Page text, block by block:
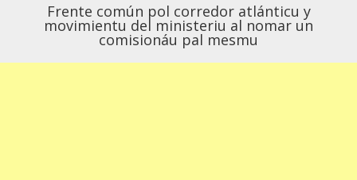
Frente común pol corredor atlánticu y
movimientu del ministeriu al nomar un
comisionáu pal mesmu